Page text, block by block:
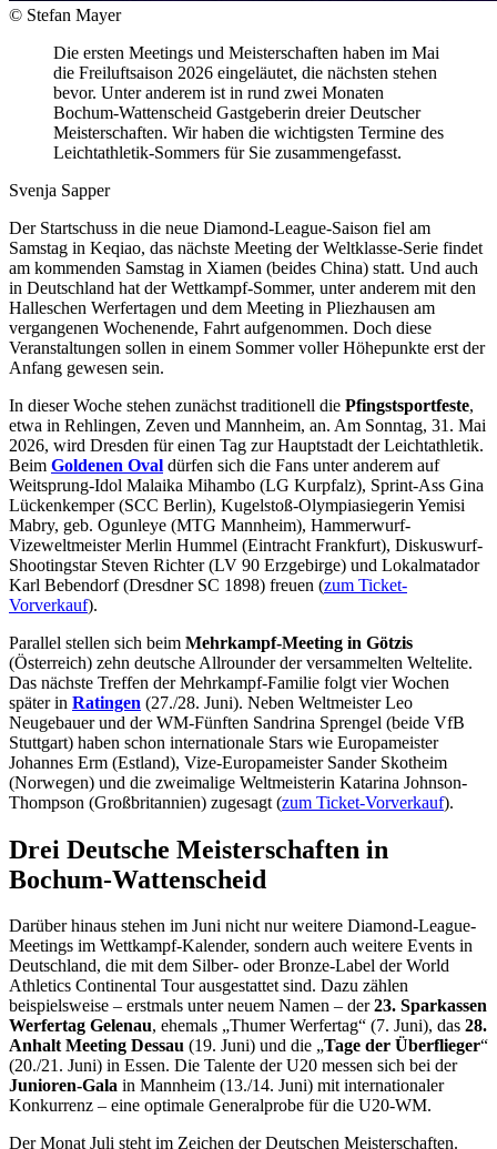
© Stefan Mayer
Die ersten Meetings und Meisterschaften haben im Mai
die Freiluftsaison 2026 eingeläutet, die nächsten stehen
bevor. Unter anderem ist in rund zwei Monaten
Bochum-Wattenscheid Gastgeberin dreier Deutscher
Meisterschaften. Wir haben die wichtigsten Termine des
Leichtathletik-Sommers für Sie zusammengefasst.
Svenja Sapper
Der Startschuss in die neue Diamond-League-Saison fiel am
Samstag in Keqiao, das nächste Meeting der Weltklasse-Serie findet
am kommenden Samstag in Xiamen (beides China) statt. Und auch
in Deutschland hat der Wettkampf-Sommer, unter anderem mit den
Halleschen Werfertagen und dem Meeting in Pliezhausen am
vergangenen Wochenende, Fahrt aufgenommen. Doch diese
Veranstaltungen sollen in einem Sommer voller Höhepunkte erst der
Anfang gewesen sein.
In dieser Woche stehen zunächst traditionell die Pfingstsportfeste,
etwa in Rehlingen, Zeven und Mannheim, an. Am Sonntag, 31. Mai
2026, wird Dresden für einen Tag zur Hauptstadt der Leichtathletik.
Beim Goldenen Oval dürfen sich die Fans unter anderem auf
Weitsprung-Idol Malaika Mihambo (LG Kurpfalz), Sprint-Ass Gina
Lückenkemper (SCC Berlin), Kugelstoß-Olympiasiegerin Yemisi
Mabry, geb. Ogunleye (MTG Mannheim), Hammerwurf-
Vizeweltmeister Merlin Hummel (Eintracht Frankfurt), Diskuswurf-
Shootingstar Steven Richter (LV 90 Erzgebirge) und Lokalmatador
Karl Bebendorf (Dresdner SC 1898) freuen (zum Ticket-
Vorverkauf).
Parallel stellen sich beim Mehrkampf-Meeting in Götzis
(Österreich) zehn deutsche Allrounder der versammelten Weltelite.
Das nächste Treffen der Mehrkampf-Familie folgt vier Wochen
später in Ratingen (27./28. Juni). Neben Weltmeister Leo
Neugebauer und der WM-Fünften Sandrina Sprengel (beide VfB
Stuttgart) haben schon internationale Stars wie Europameister
Johannes Erm (Estland), Vize-Europameister Sander Skotheim
(Norwegen) und die zweimalige Weltmeisterin Katarina Johnson-
Thompson (Großbritannien) zugesagt (zum Ticket-Vorverkauf).
Drei Deutsche Meisterschaften in
Bochum-Wattenscheid
Darüber hinaus stehen im Juni nicht nur weitere Diamond-League-
Meetings im Wettkampf-Kalender, sondern auch weitere Events in
Deutschland, die mit dem Silber- oder Bronze-Label der World
Athletics Continental Tour ausgestattet sind. Dazu zählen
beispielsweise – erstmals unter neuem Namen – der23. Sparkassen
Werfertag Gelenau, ehemals „Thumer Werfertag“ (7. Juni), das 28.
Anhalt Meeting Dessau (19. Juni) und die „Tage der Überflieger“
(20./21. Juni) in Essen. Die Talente der U20 messen sich bei der
Junioren-Gala in Mannheim (13./14. Juni) mit internationaler
Konkurrenz – eine optimale Generalprobe für die U20-WM.
Der Monat Juli steht im Zeichen der Deutschen Meisterschaften.